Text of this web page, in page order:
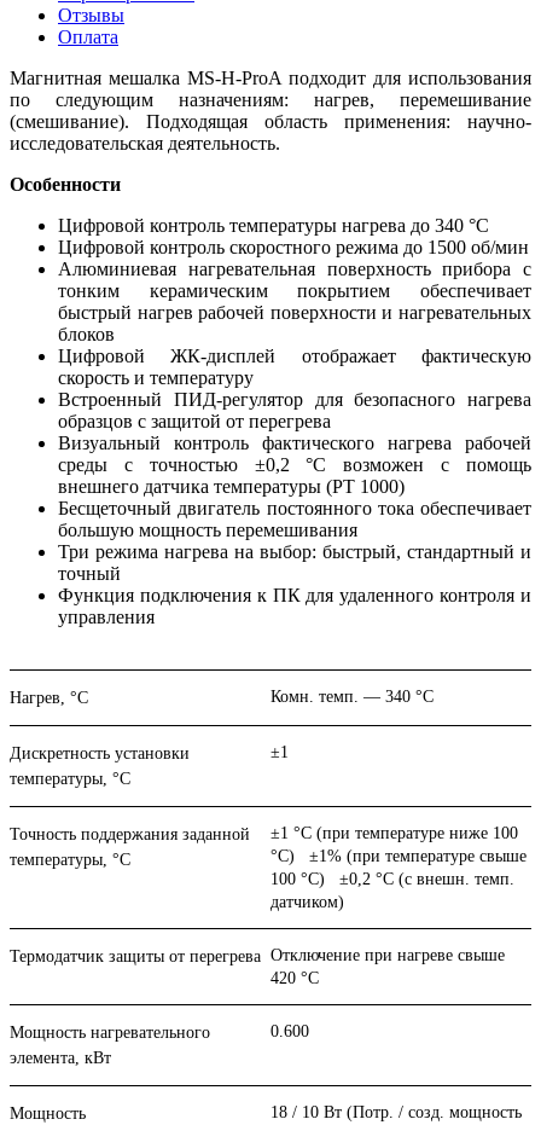
Отзывы
Оплата
Магнитная мешалка MS-H-ProA подходит для использования
по следующим назначениям: нагрев, перемешивание
(смешивание). Подходящая область применения: научно-
исследовательская деятельность.
Особенности
Цифровой контроль температуры нагрева до 340 °C
Цифровой контроль скоростного режима до 1500 об/мин
Алюминиевая нагревательная поверхность прибора с
тонким керамическим покрытием обеспечивает
быстрый нагрев рабочей поверхности и нагревательных
блоков
Цифровой ЖК-дисплей отображает фактическую
скорость и температуру
Встроенный ПИД-регулятор для безопасного нагрева
образцов с защитой от перегрева
Визуальный контроль фактического нагрева рабочей
среды с точностью ±0,2 °C возможен с помощь
внешнего датчика температуры (PT 1000)
Бесщеточный двигатель постоянного тока обеспечивает
большую мощность перемешивания
Три режима нагрева на выбор: быстрый, стандартный и
точный
Функция подключения к ПК для удаленного контроля и
управления
Нагрев, °С Комн. темп. — 340 °C
Дискретность установки
температуры, °С
±1
Точность поддержания заданной
температуры, °С
±1 °C (при температуре ниже 100
°C) ±1% (при температуре свыше
100 °C) ±0,2 °C (с внешн. темп.
датчиком)
Термодатчик защиты от перегрева Отключение при нагреве свыше
420 °C
Мощность нагревательного
элемента, кВт
0.600
Мощность
18 / 10 Вт (Потр. / созд. мощность